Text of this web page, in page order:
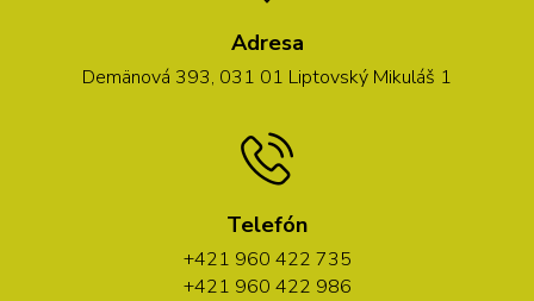
Adresa
Demänová 393, 031 01 Liptovský Mikuláš 1
Telefón
+421 960 422 735
+421 960 422 986